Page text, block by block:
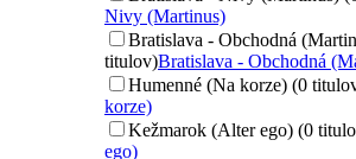
Nivy (Martinus)
Bratislava - Obchodná
titulov)Bratislava - Obchodná
Humenné (Na korze) (0
korze)
Kežmarok (Alter ego) (0
ego)